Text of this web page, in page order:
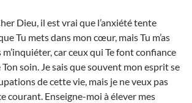
Dieu, il est vrai que l’anxiété tente
Tu mets dans mon cœur, mais Tu m’as
car ceux qui Te font confiance
soin. Je sais que souvent mon esprit se
de cette vie, mais je ne veux pas
courant. Enseigne-moi à élever mes